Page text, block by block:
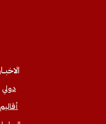
الاخبــار
دولي
أقاليم